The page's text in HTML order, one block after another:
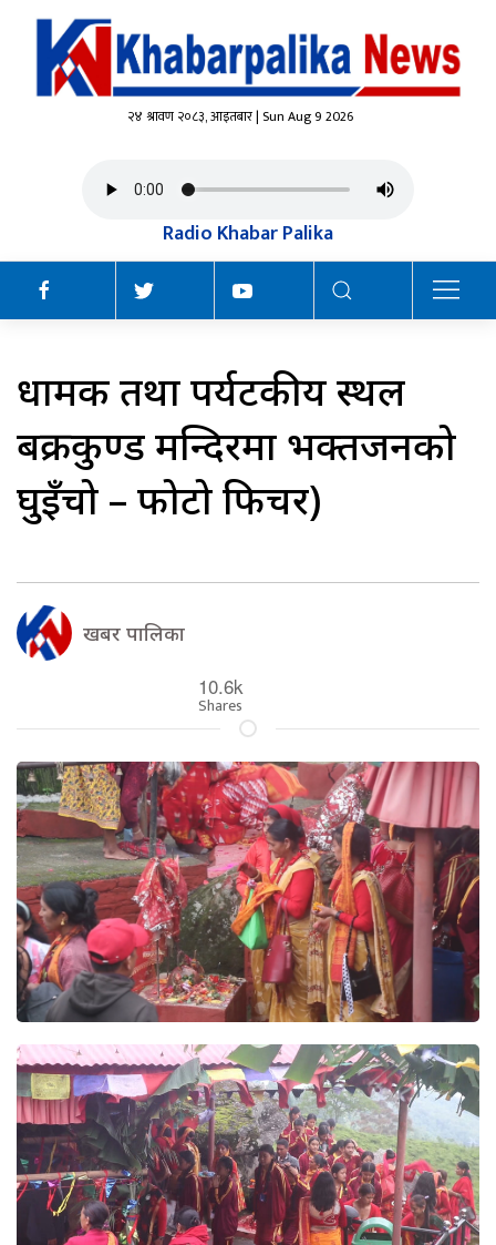
२४ श्रावण २०८३, आइतबार | Sun Aug 9 2026
Radio Khabar Palika
धार्मिक तथा पर्यटकीय स्थल
बक्रकुण्ड मन्दिरमा भक्तजनको
घुइँचो – फोटो फिचर)
खबर पालिका
10.6k
Shares